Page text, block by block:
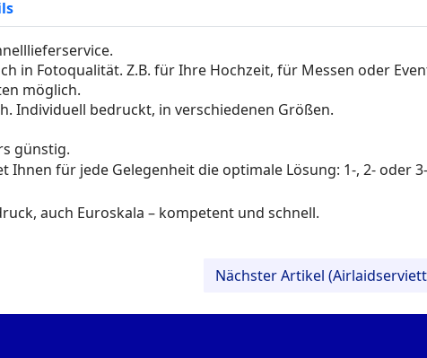
in Fotoqualität. Z.B. für Ihre Hochzeit, für Messen oder
möglich.
Individuell bedruckt, in verschiedenen Größen.
günstig.
für jede Gelegenheit die optimale Lösung: 1-, 2- oder
auch Euroskala – kompetent und schnell.
Nächster Artikel